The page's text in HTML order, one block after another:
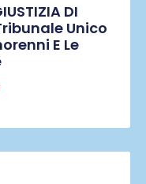
DI
Unico
E Le